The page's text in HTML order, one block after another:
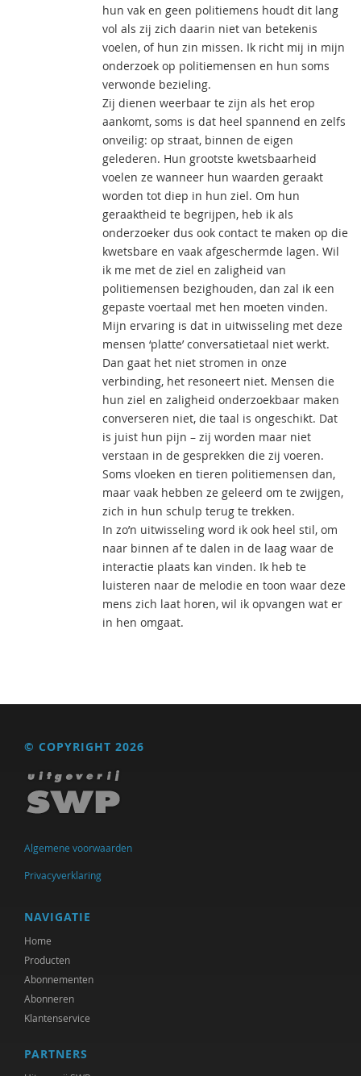
hun vak en geen politiemens houdt dit lang
vol als zij zich daarin niet van betekenis
voelen, of hun zin missen. Ik richt mij in mijn
onderzoek op politiemensen en hun soms
verwonde bezieling.
Zij dienen weerbaar te zijn als het erop
aankomt, soms is dat heel spannend en zelfs
onveilig: op straat, binnen de eigen
gelederen. Hun grootste kwetsbaarheid
voelen ze wanneer hun waarden geraakt
worden tot diep in hun ziel. Om hun
geraaktheid te begrijpen, heb ik als
onderzoeker dus ook contact te maken op die
kwetsbare en vaak afgeschermde lagen. Wil
ik me met de ziel en zaligheid van
politiemensen bezighouden, dan zal ik een
gepaste voertaal met hen moeten vinden.
Mijn ervaring is dat in uitwisseling met deze
mensen ‘platte’ conversatietaal niet werkt.
Dan gaat het niet stromen in onze
verbinding, het resoneert niet. Mensen die
hun ziel en zaligheid onderzoekbaar maken
converseren niet, die taal is ongeschikt. Dat
is juist hun pijn – zij worden maar niet
verstaan in de gesprekken die zij voeren.
Soms vloeken en tieren politiemensen dan,
maar vaak hebben ze geleerd om te zwijgen,
zich in hun schulp terug te trekken.
In zo’n uitwisseling word ik ook heel stil, om
naar binnen af te dalen in de laag waar de
interactie plaats kan vinden. Ik heb te
luisteren naar de melodie en toon waar deze
mens zich laat horen, wil ik opvangen wat er
in hen omgaat.
© COPYRIGHT 2026
Algemene voorwaarden
Privacyverklaring
NAVIGATIE
Home
Producten
Abonnementen
Abonneren
Klantenservice
PARTNERS